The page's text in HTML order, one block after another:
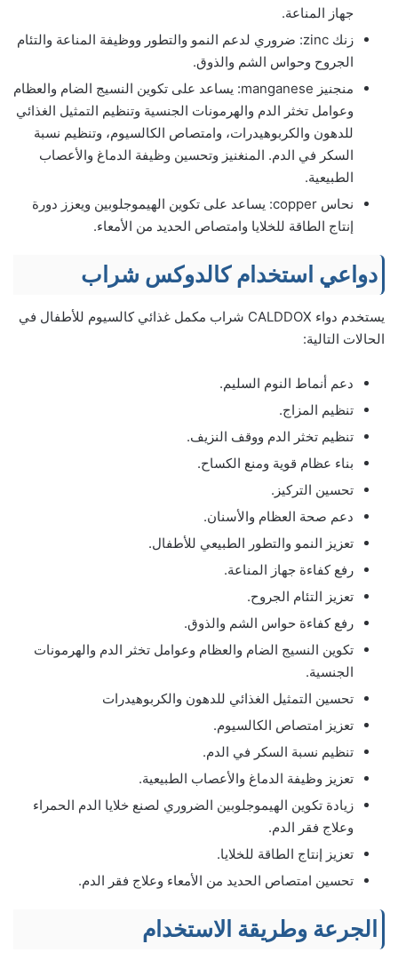
جهاز المناعة.
زنك zinc: ضروري لدعم النمو والتطور ووظيفة المناعة والتئام
الجروح وحواس الشم والذوق.
منجنيز manganese: يساعد على تكوين النسيج الضام والعظام
وعوامل تخثر الدم والهرمونات الجنسية وتنظيم التمثيل الغذائي
للدهون والكربوهيدرات، وامتصاص الكالسيوم، وتنظيم نسبة
السكر في الدم. المنغنيز وتحسين وظيفة الدماغ والأعصاب
الطبيعية.
نحاس copper: يساعد على تكوين الهيموجلوبين ويعزز دورة
إنتاج الطاقة للخلايا وامتصاص الحديد من الأمعاء.
دواعي استخدام كالدوكس شراب
يستخدم دواء CALDDOX شراب مكمل غذائي كالسيوم للأطفال في
الحالات التالية:
دعم أنماط النوم السليم.
تنظيم المزاج.
تنظيم تخثر الدم ووقف النزيف.
بناء عظام قوية ومنع الكساح.
تحسين التركيز.
دعم صحة العظام والأسنان.
تعزيز النمو والتطور الطبيعي للأطفال.
رفع كفاءة جهاز المناعة.
تعزيز التئام الجروح.
رفع كفاءة حواس الشم والذوق.
تكوين النسيج الضام والعظام وعوامل تخثر الدم والهرمونات
الجنسية.
تحسين التمثيل الغذائي للدهون والكربوهيدرات
تعزيز امتصاص الكالسيوم.
تنظيم نسبة السكر في الدم.
تعزيز وظيفة الدماغ والأعصاب الطبيعية.
زيادة تكوين الهيموجلوبين الضروري لصنع خلايا الدم الحمراء
وعلاج فقر الدم.
تعزيز إنتاج الطاقة للخلايا.
تحسين امتصاص الحديد من الأمعاء وعلاج فقر الدم.
الجرعة وطريقة الاستخدام